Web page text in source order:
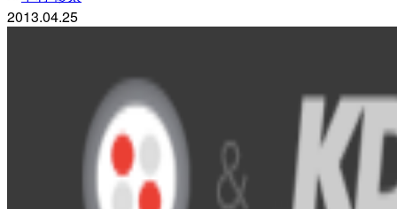
2013.04.25